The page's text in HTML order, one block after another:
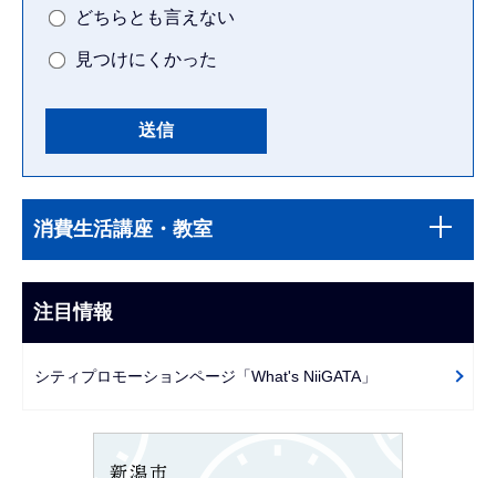
どちらとも言えない
見つけにくかった
文
こ
ま
で
ビ
ー
消費生活講座・教室
注目情報
シティプロモーションページ「What's NiiGATA」